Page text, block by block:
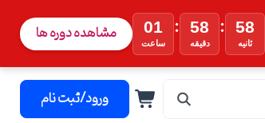
01
ساعت
: 58
دقیقه
: 57
ثانیه مشاهده دوره ها
ورود/ثبت نام